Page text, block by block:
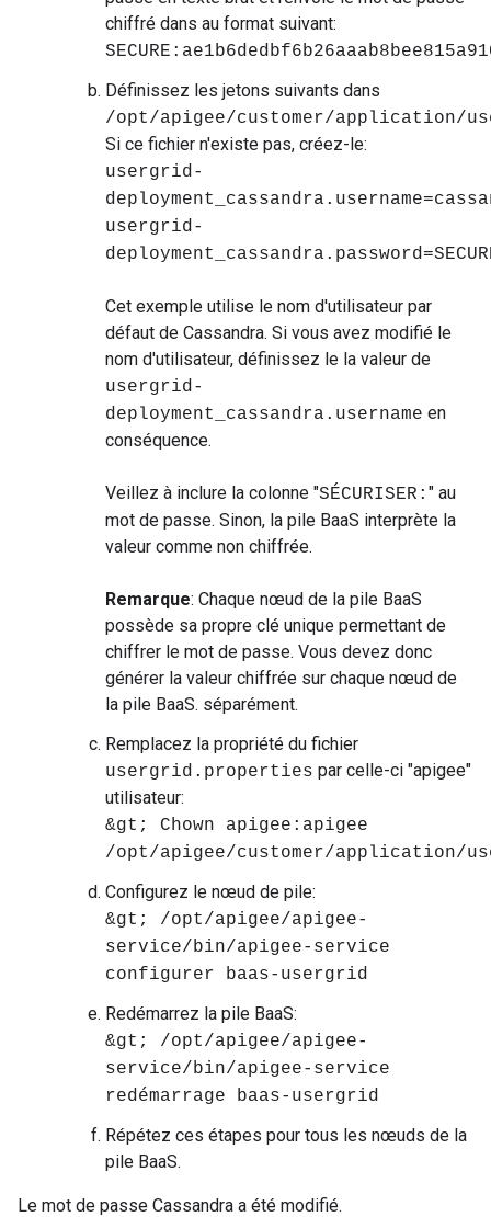
chiffré dans au format suivant:
Définissez les jetons suivants dans
/opt/apigee/customer/application/
Si ce fichier n'existe pas, créez-le:
usergrid-
usergrid-
Cet exemple utilise le nom d'utilisateur par
défaut de Cassandra. Si vous avez modifié le
nom d'utilisateur, définissez le la valeur de
usergrid-
deployment_cassandra.username en
conséquence.
Veillez à inclure la colonne "SÉCURISER: " au
mot de passe. Sinon, la pile BaaS interprète la
valeur comme non chiffrée.
Remarque: Chaque nœud de la pile BaaS
possède sa propre clé unique permettant de
chiffrer le mot de passe. Vous devez donc
générer la valeur chiffrée sur chaque nœud de
la pile BaaS. séparément.
Remplacez la propriété du fichier
usergrid.properties par celle-ci "apigee"
utilisateur:
&gt; Chown apigee:apigee
/opt/apigee/customer/application/
Configurez le nœud de pile:
&gt; /opt/apigee/apigee-
service/bin/apigee-service
configurer baas-usergrid
Redémarrez la pile BaaS:
&gt; /opt/apigee/apigee-
service/bin/apigee-service
redémarrage baas-usergrid
Répétez ces étapes pour tous les nœuds de la
pile BaaS.
Le mot de passe Cassandra a été modifié.